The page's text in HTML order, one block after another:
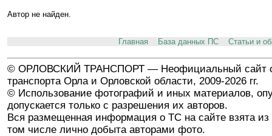
Автор не найден.
Главная База данных ПС Статьи и
© ОРЛОВСКИЙ ТРАНСПОРТ — Неофициальный сайт
транспорта Орла и Орловской области, 2009-2026 гг.
© Использование фотографий и иных материалов,
допускается только с разрешения их авторов.
Вся размещенная информация о ТС на сайте взята из
том числе лично добыта авторами фото.